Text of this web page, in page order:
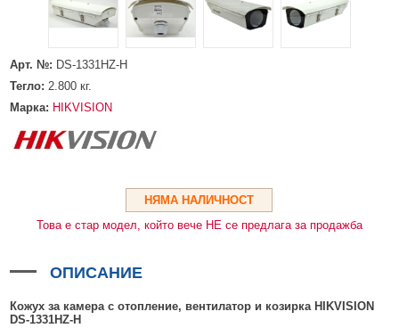
ГЪВКАВИ ГОФРИРАНИ ТРЪБИ
POE УДЪЛЖИТЕЛИ И POE СПЛИТЕРИ
МИКРОФОНИ И ГОВОРИТЕЛИ ЗА ВИДЕОНАБЛЮДЕНИЕ
УПРАВЛЕНИЯ ЗА ВЪРТЯЩИ КАМЕРИ
МЕТАЛНИ ТАБЛА
БЕЗЖИЧНИ АЛАРМЕНИ СИСТЕМИ AJAX
Арт. №: DS-1331HZ-H
Тегло:2.800 кг.
Марка: HIKVISION
НЯМА НАЛИЧНОСТ
Това е стар модел, който вече НЕ се предлага за продажба
ОПИСАНИЕ
Кожух за камера с отопление, вентилатор и козирка HIKVISION
DS-1331HZ-H